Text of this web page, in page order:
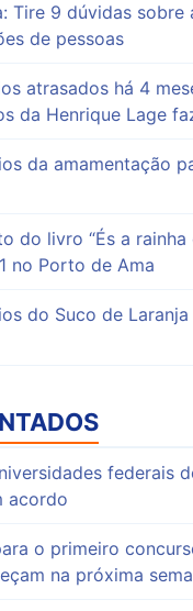
Tire 9 dúvidas sobre
de pessoas
atrasados há 4
da Henrique Lage
da amamentação
do livro “És a
no Porto de Ama
do Suco de Laranja
federais
acordo
o primeiro
na próxima